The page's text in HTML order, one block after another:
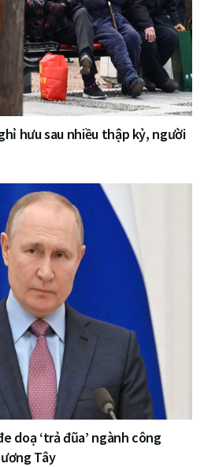
hưu sau nhiều thập kỷ, người
doạ ‘trả đũa’ ngành công
Tây